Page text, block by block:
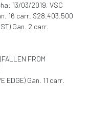
13/03/2019, VSC
16 carr. $28.403.500
Gan. 2 carr.
FROM
EDGE) Gan. 11 carr.